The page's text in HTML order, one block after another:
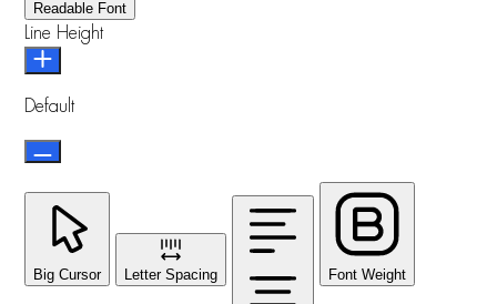
Readable Font
Line Height
Default
Big Cursor Letter Spacing Font Weight